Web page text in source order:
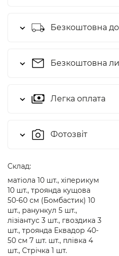
Безкоштовна
Безкоштовна
Легка оплата
Фотозвіт
Cклад:
матіола 10 шт., хіперикум
10 шт., троянда кущова
50-60 см (Бомбастик) 10
шт., ранункул 5 шт.,
лізіантус 3 шт., гвоздика 3
шт., троянда Еквадор 40-
50 см 7 шт. шт., плівка 4
шт., Стрічка 1 шт.